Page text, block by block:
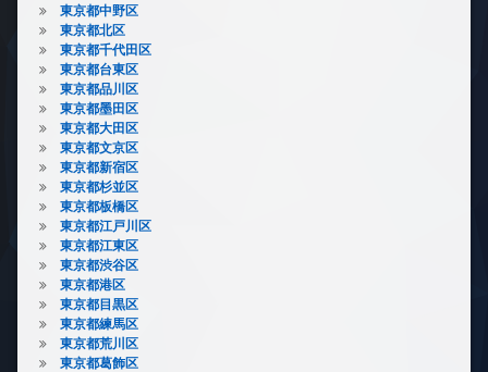
東京都中野区
東京都北区
東京都千代田区
東京都台東区
東京都品川区
東京都墨田区
東京都大田区
東京都文京区
東京都新宿区
東京都杉並区
東京都板橋区
東京都江戸川区
東京都江東区
東京都渋谷区
東京都港区
東京都目黒区
東京都練馬区
東京都荒川区
東京都葛飾区